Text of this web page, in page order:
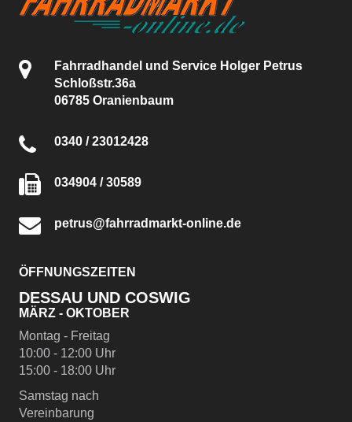
Fahrradhandel und Service Holger Petrus
Schloßstr.36a
06785 Oranienbaum
0340 / 23012428
034904 / 30589
petrus@fahrradmarkt-online.de
ÖFFNUNGSZEITEN
DESSAU UND COSWIG
MÄRZ - OKTOBER
Montag - Freitag
10:00 - 12:00 Uhr
15:00 - 18:00 Uhr
Samstag nach
Vereinbarung